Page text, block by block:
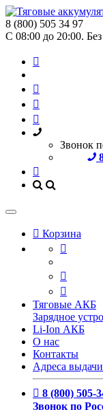
8 (800) 505 34 97
С 08:00 до 20:00.
Звонок
Корзина
Тяговые АКБ
Зарядное
Li-Ion АКБ
О нас
Контакты
Адреса
8 (800) 505-
Звонок по